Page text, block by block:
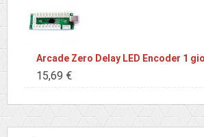
Arcade Zero Delay LED Encoder 1
15,69 €